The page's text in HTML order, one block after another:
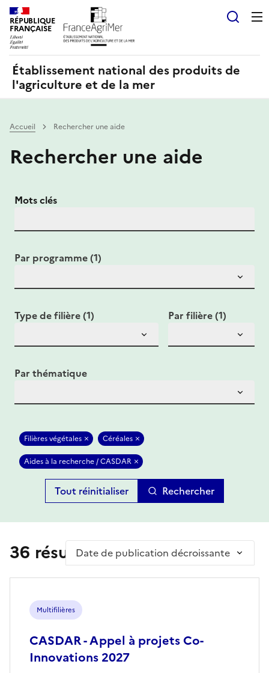
RÉPUBLIQUE
FRANÇAISE
Établissement national des produits de
l'agriculture et de la mer
Accueil Rechercher une aide
Rechercher une aide
Mots clés
Par programme (1)
Type de filière (1) Par filière (1)
Par thématique
Trier par
Filières végétales Céréales
Aides à la recherche / CASDAR
Rechercher
36 résultat(s)
Multifilières
CASDAR - Appel à projets Co-
Innovations 2027
Panneau de gestion des cookies